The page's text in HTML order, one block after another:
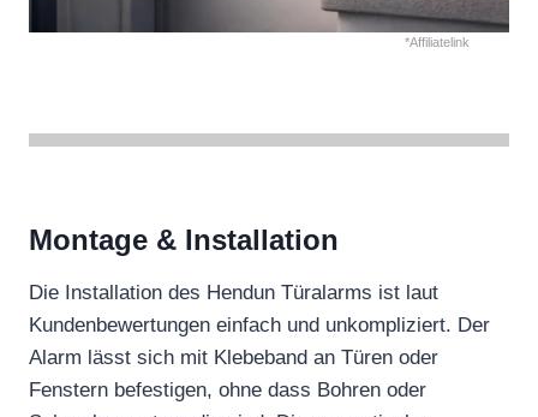
*Affiliatelink
Montage & Installation
Die Installation des Hendun Türalarms ist laut
Kundenbewertungen einfach und unkompliziert. Der
Alarm lässt sich mit Klebeband an Türen oder
Fenstern befestigen, ohne dass Bohren oder